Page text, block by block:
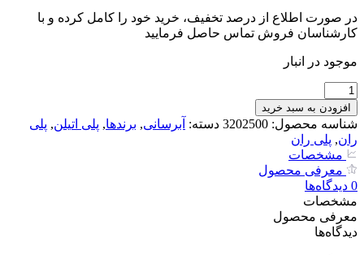
در صورت اطلاع از درصد تخفیف، خرید خود را کامل کرده و با
کارشناسان فروش تماس حاصل فرمایید
موجود در انبار
زانو
پیچی
پلی
اتیلن25*25
عدد
افزودن به سبد خرید
شناسه محصول: 3202500 دسته: آبرسانی, برندها, پلی اتیلن, پلی
ران, پلی ران
مشخصات
معرفی محصول
0 دیدگاه‌‌ها
مشخصات
معرفی محصول
دیدگاه‌‌ها